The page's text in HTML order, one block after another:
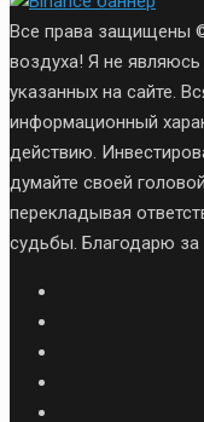
Все права защищены
воздуха! Я не
указанных на сайте.
информационный
действию.
думайте своей
перекладывая
судьбы. Благодарю за